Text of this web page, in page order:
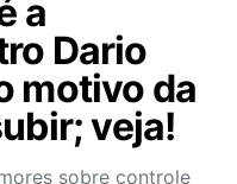
a
Dario
motivo da
veja!
sobre controle